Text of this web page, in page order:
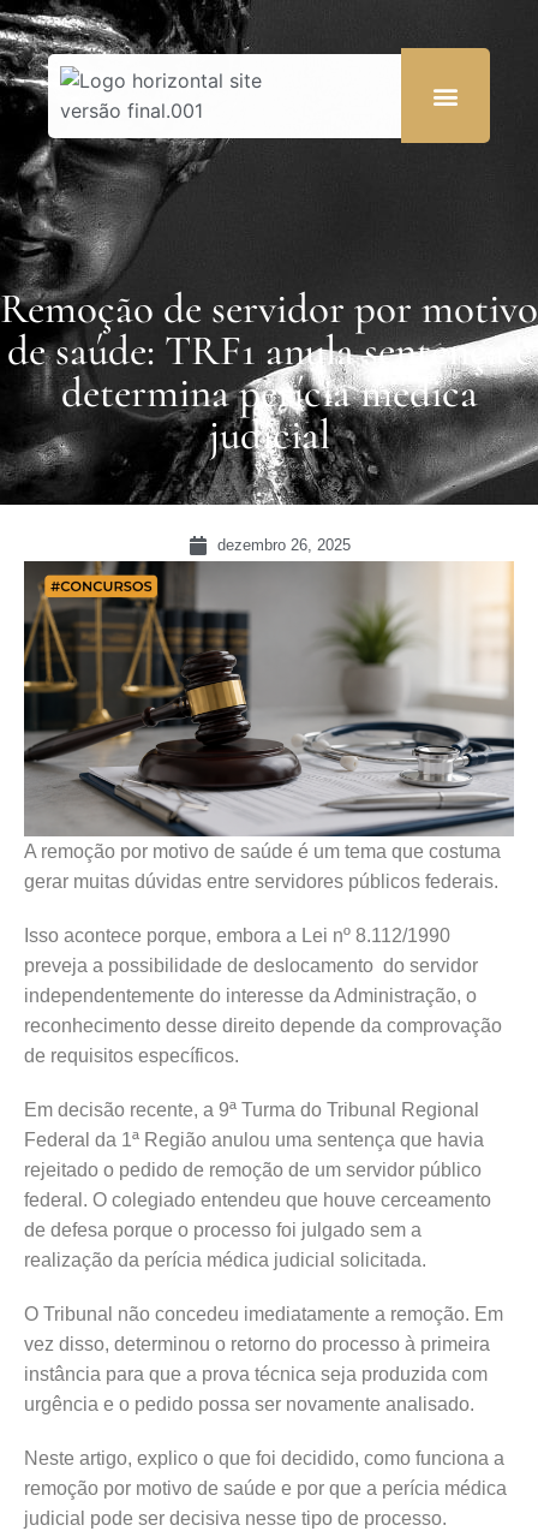
Remoção de servidor por motivo
de saúde: TRF1 anula sentença e
determina perícia médica
judicial
dezembro 26, 2025
A remoção por motivo de saúde é um tema que costuma
gerar muitas dúvidas entre servidores públicos federais.
Isso acontece porque, embora a Lei nº 8.112/1990
preveja a possibilidade de deslocamento do servidor
independentemente do interesse da Administração, o
reconhecimento desse direito depende da comprovação
de requisitos específicos.
Em decisão recente, a 9ª Turma do Tribunal Regional
Federal da 1ª Região anulou uma sentença que havia
rejeitado o pedido de remoção de um servidor público
federal. O colegiado entendeu que houve cerceamento
de defesa porque o processo foi julgado sem a
realização da perícia médica judicial solicitada.
O Tribunal não concedeu imediatamente a remoção. Em
vez disso, determinou o retorno do processo à primeira
instância para que a prova técnica seja produzida com
urgência e o pedido possa ser novamente analisado.
Neste artigo, explico o que foi decidido, como funciona a
remoção por motivo de saúde e por que a perícia médica
judicial pode ser decisiva nesse tipo de processo.